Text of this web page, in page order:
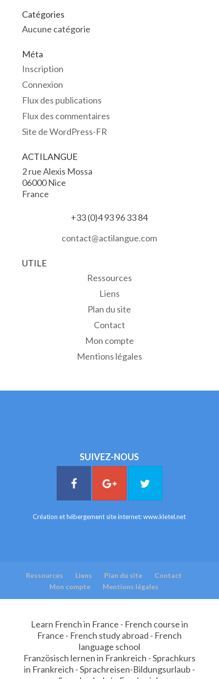
Catégories
Aucune catégorie
Méta
Inscription
Connexion
Flux des publications
Flux des commentaires
Site de WordPress-FR
ACTILANGUE
2 rue Alexis Mossa
06000 Nice
France
+33 (0)4 93 96 33 84
contact@actilangue.com
UTILE
Ressources
Liens
Plan du site
Contact
Mon compte
Mentions légales
SUIVEZ-NOUS
Création et hébergement site internet:www.kletel.net
Ressources Liens Plan du site
Contact
Mon compte
Mentions légales
Learn French in France - French course in
France - French study abroad - French
language school
Französisch lernen in Frankreich - Sprachkurs
in Frankreich - Sprachreisen-Bildungsurlaub -